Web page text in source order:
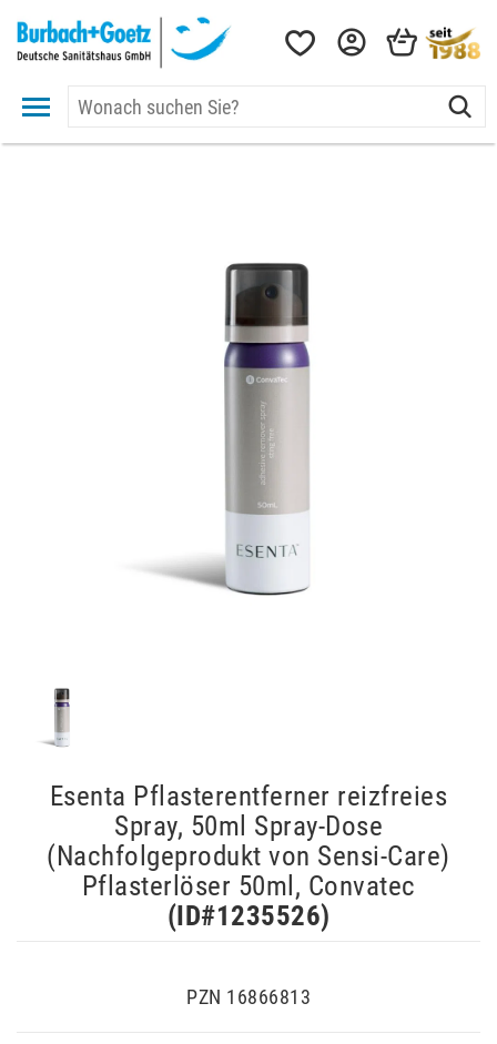
Esenta Pflasterentferner reizfreies
Spray, 50ml Spray-Dose
(Nachfolgeprodukt von Sensi-Care)
Pflasterlöser 50ml, Convatec
(ID#1235526)
PZN 16866813